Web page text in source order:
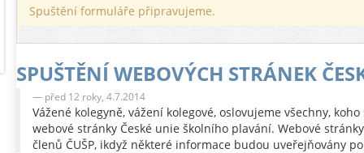
Spuštění formuláře připravujeme.
SPUŠTĚNÍ WEBOVÝCH STRÁNEK
před 12 roky, 4.7.2014
Vážené kolegyně, vážení kolegové, oslovujeme všechny,
webové stránky České unie školního plavání. Webové
členů ČUŠP, ikdyž některé informace budou uveřejňovány